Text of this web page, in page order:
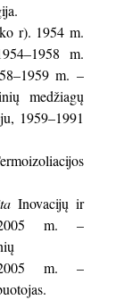
r). 1954 m.
m.
m. –
medžiagų
1959–1991
Inovacijų ir
m. –
m. –